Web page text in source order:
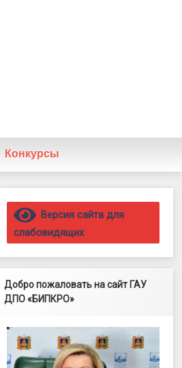
Конкурсы
Правый сайдбар
Версия сайта для
слабовидящих
Добро пожаловать на сайт ГАУ
ДПО «БИПКРО»